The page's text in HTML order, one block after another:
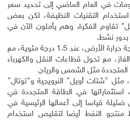
في العام الماضي إلى تحديد سعر
استخدام التقنيات النظيفة، لكن بعض
تقاوم الفكرة. وهم يأملون الآن في
بدور نشط.
وتهدد مساعي كبح ارتفاع درجة حرارة الأرض، عند 1.5 درجة مئوية، مع
مع تحول قطاعات النقل والكهرباء
مثل الشمس والرياح.
مثل "شتات أويل" النرويجية و"توتال"
استثماراتها في الطاقة المتجددة في
ضئيلة قياسا إلى أعمالها الرئيسية في
النفط أيضا لتقليص استخدام